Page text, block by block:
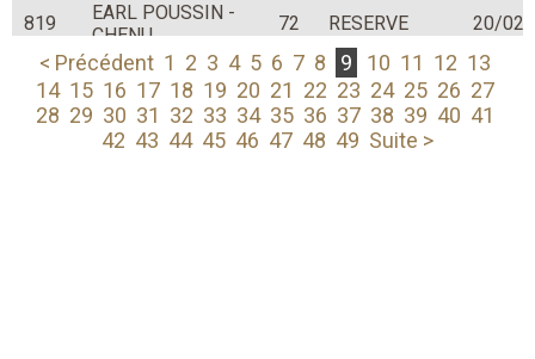
819
EARL POUSSIN -
CHENU
72 RESERVE 20/02/
820
GAEC DE LA
FOSSE A LA REINE
- MARCHESIEUX
50 UHABIA 07/09/
< Précédent 1 2 3 4 5 6 7 8 9 10 11 12 13
14 15 16 17 18 19 20 21 22 23 24 25 26 27
28 29 30 31 32 33 34 35 36 37 38 39 40 41
42 43 44 45 46 47 48 49 Suite >